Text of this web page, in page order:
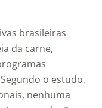
brasileiras
da carne,
o estudo,
nenhuma